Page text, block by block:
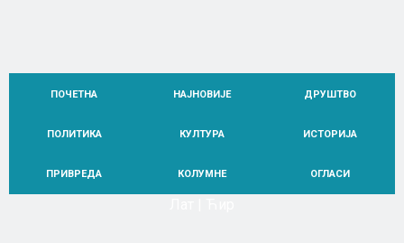
ПОЧЕТНА НАЈНОВИЈЕ ДРУШТВО
ПОЛИТИКА КУЛТУРА ИСТОРИЈА
ПРИВРЕДА КОЛУМНЕ ОГЛАСИ